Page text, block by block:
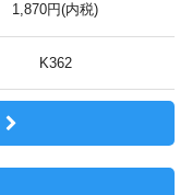
1,870円(内税)
K362